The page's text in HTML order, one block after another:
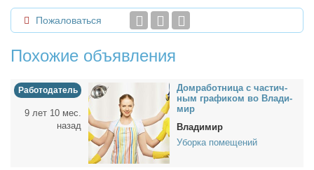
Пожаловаться
Похожие объявления
Работодатель
9 лет 10 мес.
назад
Дом­ра­бот­ни­ца с ча­стич­
ным гра­фи­ком во Вла­ди­
мир
Владимир
Уборка помещений